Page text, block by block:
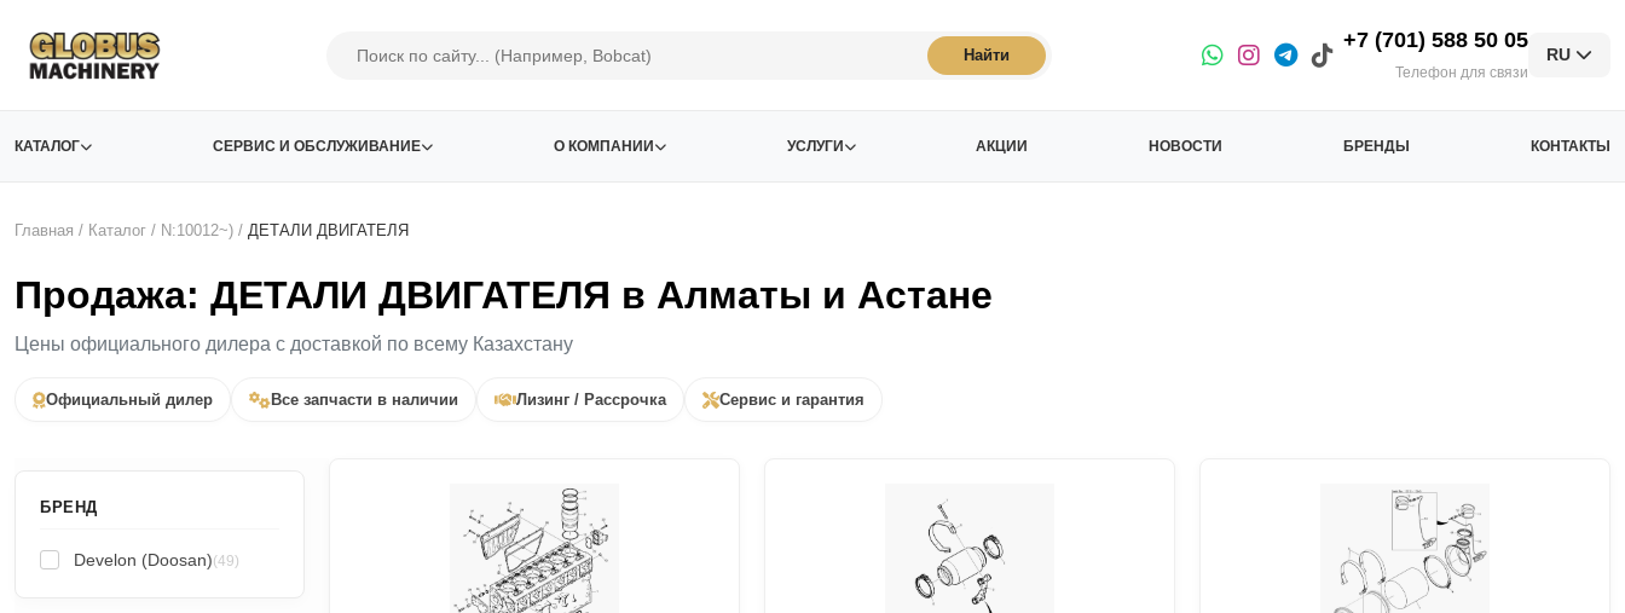
Найти
+7 (701) 588 50 05
Телефон для связи
RU
КАТАЛОГ СЕРВИС И ОБСЛУЖИВАНИЕ О КОМПАНИИ УСЛУГИ АКЦИИ НОВОСТИ БРЕНДЫ КОНТАКТЫ
Главная / Каталог / N:10012~) / ДЕТАЛИ ДВИГАТЕЛЯ
Продажа: ДЕТАЛИ ДВИГАТЕЛЯ в Алматы и Астане
Цены официального дилера с доставкой по всему Казахстану
Официальный дилер Все запчасти в наличии Лизинг / Рассрочка Сервис и гарантия
БРЕНД
Develon (Doosan)(49)